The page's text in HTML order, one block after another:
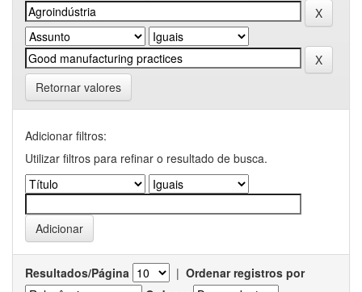
Retornar valores
Adicionar filtros:
Utilizar filtros para refinar o resultado de busca.
Resultados/Página | Ordenar registros por